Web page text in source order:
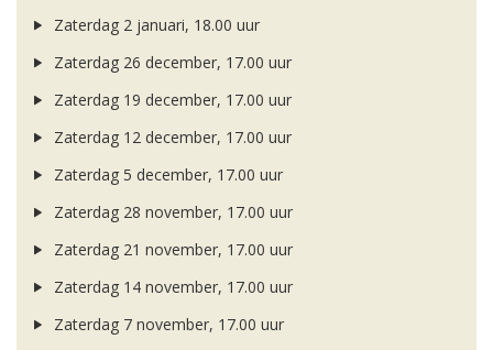
Zaterdag 2 januari, 18.00 uur
Zaterdag 26 december, 17.00 uur
Zaterdag 19 december, 17.00 uur
Zaterdag 12 december, 17.00 uur
Zaterdag 5 december, 17.00 uur
Zaterdag 28 november, 17.00 uur
Zaterdag 21 november, 17.00 uur
Zaterdag 14 november, 17.00 uur
Zaterdag 7 november, 17.00 uur